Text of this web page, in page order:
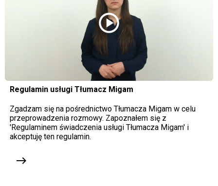
play_circle
Regulamin usługi Tłumacz Migam
Zgadzam się na pośrednictwo Tłumacza Migam w celu
przeprowadzenia rozmowy. Zapoznałem się z
'Regulaminem świadczenia usługi Tłumacza Migam' i
akceptuję ten regulamin.
east